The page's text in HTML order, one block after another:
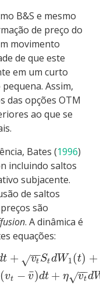
B&S e mesmo
de preço do
movimento
de que este
em um curto
Assim,
das opções OTM
ao que se
Bates (1996)
incluindo saltos
subjacente.
de saltos
são
. A dinâmica é
equações:
t + vt
−
−
√ StdW1 (t) +
(vt − v
¯)dt + η vt
−
−
√ d